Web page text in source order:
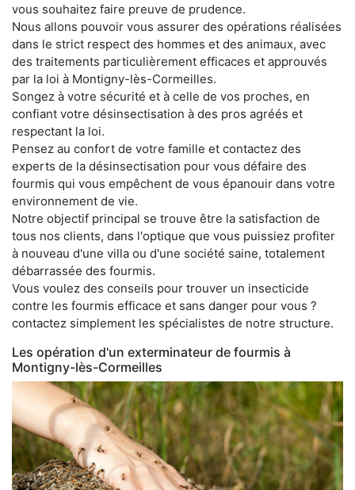
vous souhaitez faire preuve de prudence.
Nous allons pouvoir vous assurer des opérations réalisées
dans le strict respect des hommes et des animaux, avec
des traitements particulièrement efficaces et approuvés
par la loi à Montigny-lès-Cormeilles.
Songez à votre sécurité et à celle de vos proches, en
confiant votre désinsectisation à des pros agréés et
respectant la loi.
Pensez au confort de votre famille et contactez des
experts de la désinsectisation pour vous défaire des
fourmis qui vous empêchent de vous épanouir dans votre
environnement de vie.
Notre objectif principal se trouve être la satisfaction de
tous nos clients, dans l'optique que vous puissiez profiter
à nouveau d'une villa ou d'une société saine, totalement
débarrassée des fourmis.
Vous voulez des conseils pour trouver un insecticide
contre les fourmis efficace et sans danger pour vous ?
contactez simplement les spécialistes de notre structure.
Les opération d'un exterminateur de fourmis à
Montigny-lès-Cormeilles